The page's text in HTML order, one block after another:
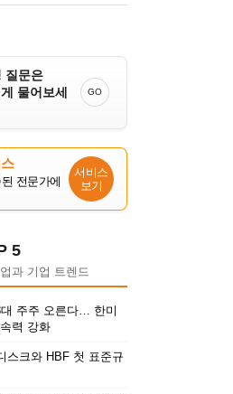
질문은
물어보세
GO
전문가에
서비스
보기
5
과 기업 트렌드
주주 오른다… 한미
력 강화
스크와 HBF 첫 표준규